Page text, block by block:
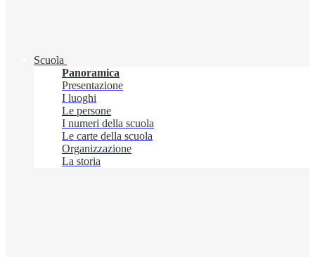
Scuola
Panoramica
Presentazione
I luoghi
Le persone
I numeri della scuola
Le carte della scuola
Organizzazione
La storia